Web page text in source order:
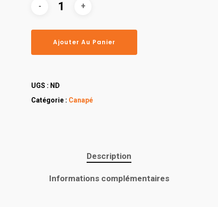
Ajouter Au Panier
UGS : ND
Catégorie : Canapé
Description
Informations complémentaires